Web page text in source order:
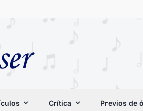
Crítica Previos de